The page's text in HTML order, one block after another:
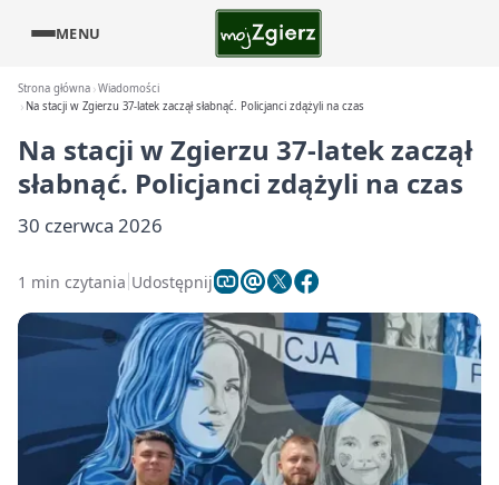
MENU
Strona główna Wiadomości
Na stacji w Zgierzu 37-latek zaczął słabnąć. Policjanci zdążyli na czas
Na stacji w Zgierzu 37-latek zaczął
słabnąć. Policjanci zdążyli na czas
30 czerwca 2026
1 min czytania Udostępnij